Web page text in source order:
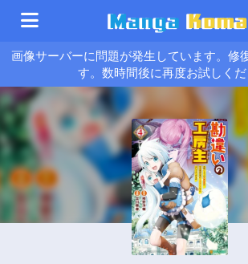
画像サーバーに問題が発生しています。修
す。数時間後に再度お試しくだ